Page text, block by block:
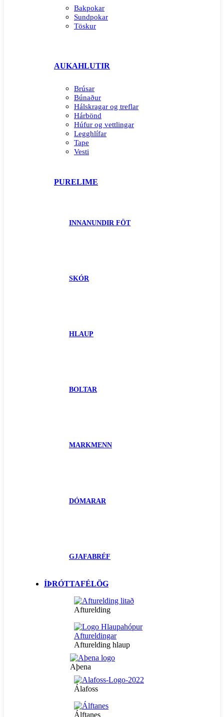
Bakpokar
Sundpokar
Töskur
AUKAHLUTIR
Brúsar
Búnaður
Hálskragar og treflar
Hárbönd
Húfur og vettlingar
Legghlífar
Tape
Vesti
PURELIME
INNANUNDIR FÖT
SKÓR
HLAUP
BOLTAR
MARKMENN
DÓMARAR
GJAFABRÉF
ÍÞRÓTTAFÉLÖG
Afturelding
Afturelding hlaup
Aþena
Álafoss
Álftanes